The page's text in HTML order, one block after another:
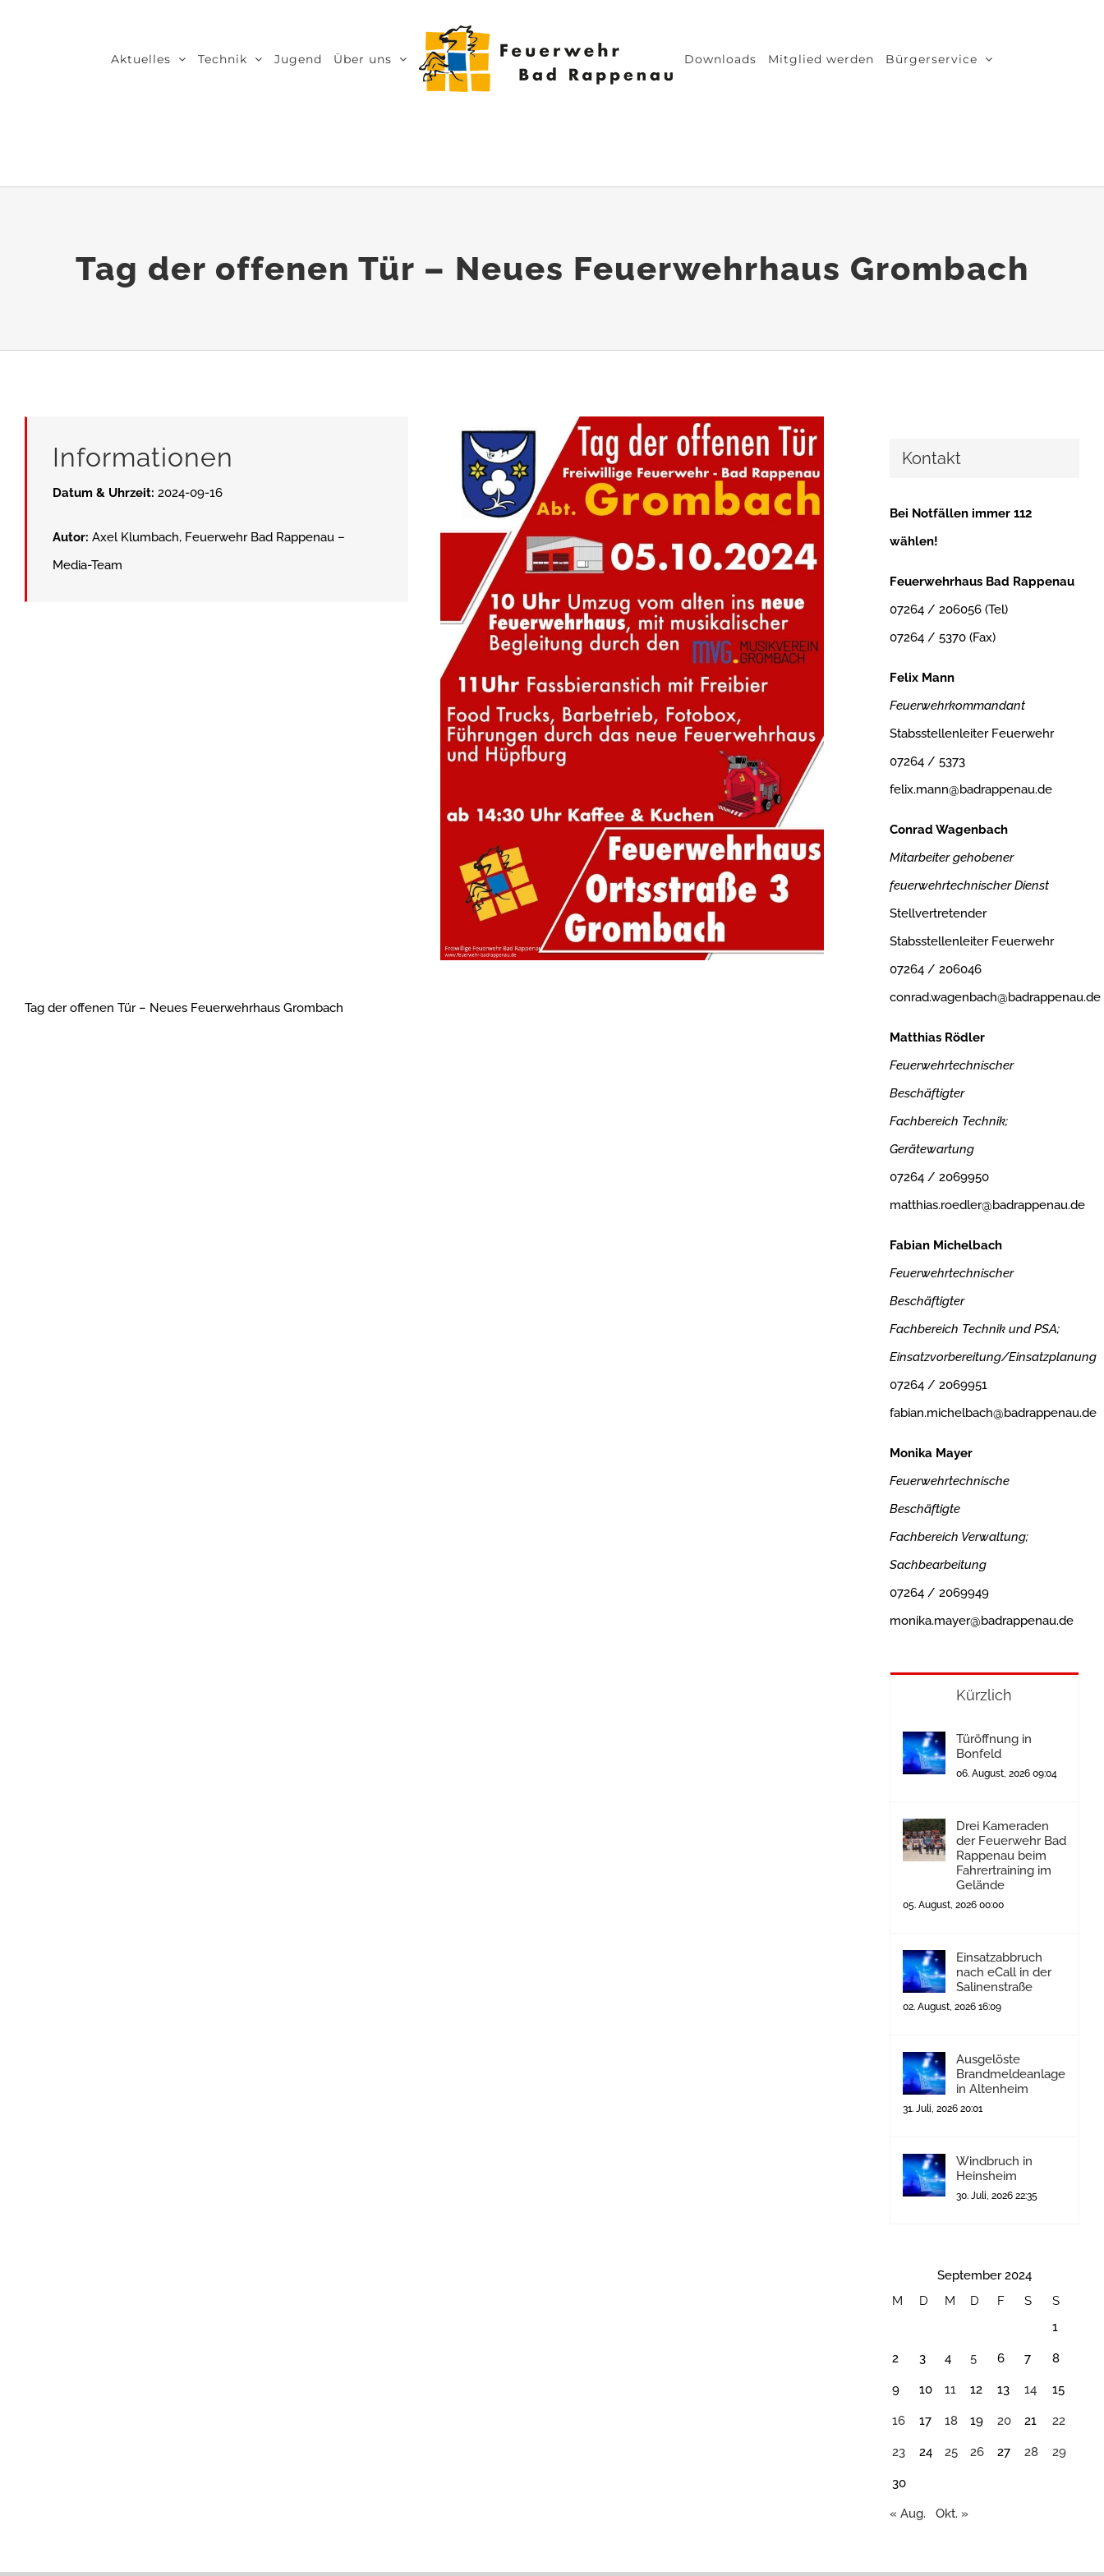
Aktuelles Technik Jugend Über uns Downloads Mitglied werden Bürgerservice
Tag der offenen Tür – Neues Feuerwehrhaus Grombach
Informationen
Datum & Uhrzeit: 2024-09-16
Autor: Axel Klumbach, Feuerwehr Bad Rappenau –
Media-Team
Tag der offenen Tür – Neues Feuerwehrhaus Grombach
Kontakt
Bei Notfällen immer 112
wählen!
Feuerwehrhaus Bad Rappenau
07264 / 206056 (Tel)
07264 / 5370 (Fax)
Felix Mann
Feuerwehrkommandant
Stabsstellenleiter Feuerwehr
07264 / 5373
felix.mann@badrappenau.de
Conrad Wagenbach
Mitarbeiter gehobener
feuerwehrtechnischer Dienst
Stellvertretender
Stabsstellenleiter Feuerwehr
07264 / 206046
conrad.wagenbach@badrappenau.de
Matthias Rödler
Feuerwehrtechnischer
Beschäftigter
Fachbereich Technik;
Gerätewartung
07264 / 2069950
matthias.roedler@badrappenau.de
Fabian Michelbach
Feuerwehrtechnischer
Beschäftigter
Fachbereich Technik und PSA;
Einsatzvorbereitung/Einsatzplanung
07264 / 2069951
fabian.michelbach@badrappenau.de
Monika Mayer
Feuerwehrtechnische
Beschäftigte
Fachbereich Verwaltung;
Sachbearbeitung
07264 / 2069949
monika.mayer@badrappenau.de
Kürzlich
Türöffnung in
Bonfeld
06. August, 2026 09:04
Drei Kameraden
der Feuerwehr Bad
Rappenau beim
Fahrertraining im
Gelände
05. August, 2026 00:00
Einsatzabbruch
nach eCall in der
Salinenstraße
02. August, 2026 16:09
Ausgelöste
Brandmeldeanlage
in Altenheim
31. Juli, 2026 20:01
Windbruch in
Heinsheim
30. Juli, 2026 22:35
September 2024
M
D M D F S
S
1
2 3 4 5 6 7 8
9 10 11 12 13 14 15
16 17 18 19 20 21 22
23 24 25 26 27 28 29
30
« Aug. Okt. »